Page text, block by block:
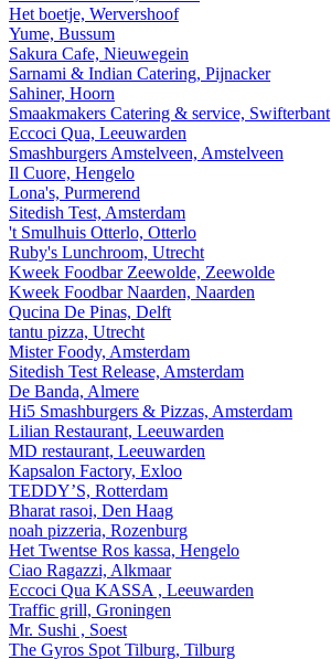
Het boetje, Wervershoof
Yume, Bussum
Sakura Cafe, Nieuwegein
Sarnami & Indian Catering, Pijnacker
Sahiner, Hoorn
Smaakmakers Catering & service, Swifterbant
Eccoci Qua, Leeuwarden
Smashburgers Amstelveen, Amstelveen
Il Cuore, Hengelo
Lona's, Purmerend
Sitedish Test, Amsterdam
't Smulhuis Otterlo, Otterlo
Ruby's Lunchroom, Utrecht
Kweek Foodbar Zeewolde, Zeewolde
Kweek Foodbar Naarden, Naarden
Qucina De Pinas, Delft
tantu pizza, Utrecht
Mister Foody, Amsterdam
Sitedish Test Release, Amsterdam
De Banda, Almere
Hi5 Smashburgers & Pizzas, Amsterdam
Lilian Restaurant, Leeuwarden
MD restaurant, Leeuwarden
Kapsalon Factory, Exloo
TEDDY’S, Rotterdam
Bharat rasoi, Den Haag
noah pizzeria, Rozenburg
Het Twentse Ros kassa, Hengelo
Ciao Ragazzi, Alkmaar
Eccoci Qua KASSA , Leeuwarden
Traffic grill, Groningen
Mr. Sushi , Soest
The Gyros Spot Tilburg, Tilburg